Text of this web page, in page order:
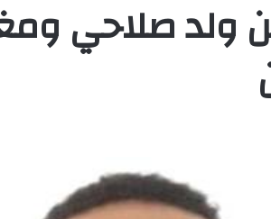
ولد صلاحي